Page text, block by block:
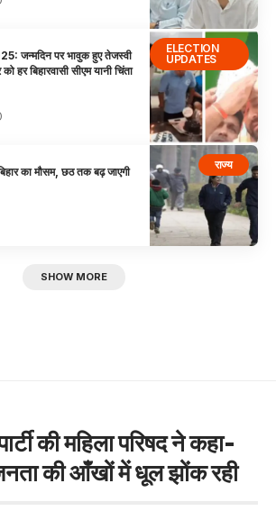
ELECTION
UPDATES
जन्मदिन पर भावुक हुए तेजस्वी
हर बिहारवासी सीएम यानी चिंता
राज्य
का मौसम, छठ तक बढ़ जाएगी
SHOW MORE
की महिला परिषद ने कहा-
की आँखों में धूल झोंक रही